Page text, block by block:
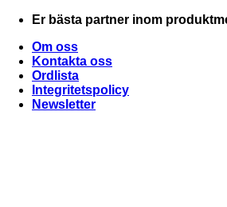
Skip
content
Er bästa partner inom
Om oss
Kontakta oss
Ordlista
Integritetspolicy
Newsletter